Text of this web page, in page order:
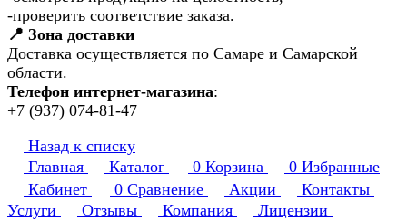
-проверить соответствие заказа.
📍 Зона доставки
Доставка осуществляется по Самаре и Самарской
области.
Телефон интернет-магазина:
+7 (937) 074-81-47
Назад к списку
Главная
Каталог 0 Корзина 0 Избранные
Кабинет
0 Сравнение Акции
Контакты
Услуги
Отзывы Компания
Лицензии